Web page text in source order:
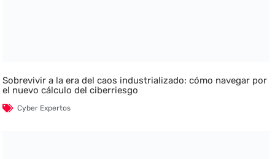
Sobrevivir a la era del caos industrializado: cómo navegar por
el nuevo cálculo del ciberriesgo
Cyber Expertos